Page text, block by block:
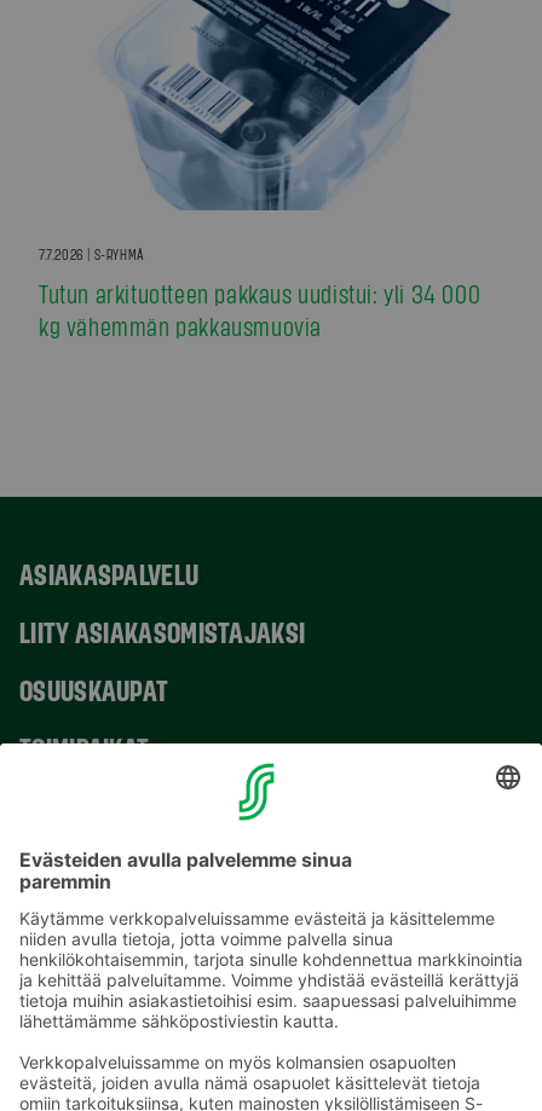
7.7.2026 | S-RYHMÄ
Tutun arkituotteen pakkaus uudistui: yli 34 000
kg vähemmän pakkausmuovia
ASIAKASPALVELU
LIITY ASIAKASOMISTAJAKSI
OSUUSKAUPAT
TOIMIPAIKAT
Sähköpostiosoitteet S-ryhmässä ovat muotoa
etunimi.sukunimi@sok.fi
Seuraa meitä: